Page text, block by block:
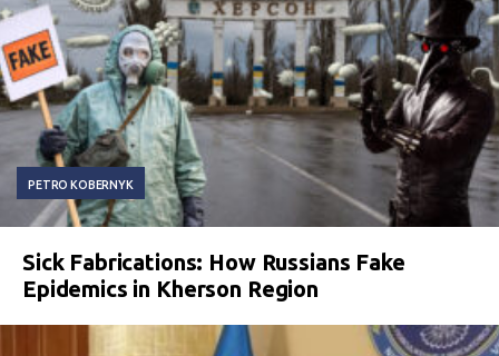
PETRO KOBERNYK
Sick Fabrications: How Russians Fake
Epidemics in Kherson Region